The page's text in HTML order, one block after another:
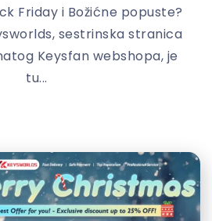
Friday i Božićne popuste?
sestrinska stranica
Keysfan webshopa, je
tu...